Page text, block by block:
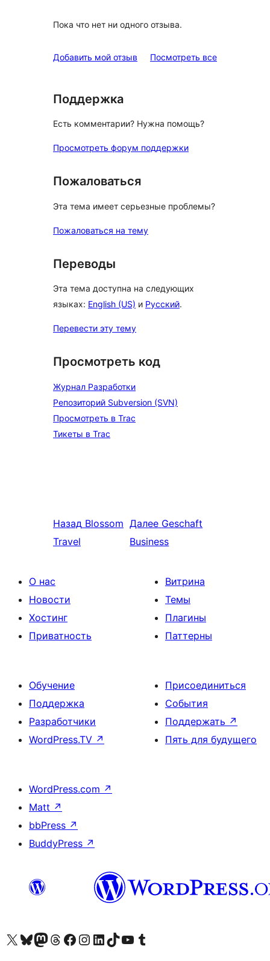
Пока что нет ни одного отзыва.
Добавить мой отзыв Посмотреть всеотзывы
Поддержка
Есть комментарии? Нужна помощь?
Просмотреть форум поддержки
Пожаловаться
Эта тема имеет серьезные проблемы?
Пожаловаться на тему
Переводы
Эта тема доступна на следующих
языках: English (US) и Русский.
Перевести эту тему
Просмотреть код
Журнал Разработки
Репозиторий Subversion (SVN)
Просмотреть в Trac
Тикеты в Trac
Назад Blossom
Travel
Далее Geschaft
Business
О нас
Новости
Хостинг
Приватность
Витрина
Темы
Плагины
Паттерны
Обучение
Поддержка
Разработчики
WordPress.TV ↗
Присоединиться
События
Поддержать ↗
Пять для будущего
WordPress.com ↗
Matt ↗
bbPress ↗
BuddyPress ↗
Посетите нас в X (ранее Twitter)
Посетите нашу учётную запись в Bluesky
Посетите нашу ленту в Mastodon
Посетите нашу учётную запись в Threads
Посетите нашу страницу на Facebook
Посетите наш Instagram
Посетите нашу страницу в LinkedIn
Посетите нашу учётную запись в TikTok
Посетите наш канал YouTube
Посетите нашу учётную запись в Tumblr